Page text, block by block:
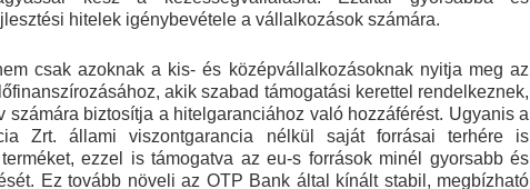
hitelek igénybevétele a vállalkozások számára.
csak azoknak a kis- és középvállalkozásoknak nyitja meg az
akik szabad támogatási kerettel rendelkeznek,
számára biztosítja a hitelgaranciához való hozzáférést. Ugyanis a
Zrt. állami viszontgarancia nélkül saját forrásai terhére is
ezzel is támogatva az eu-s források minél gyorsabb és
Ez tovább növeli az OTP Bank által kínált stabil, megbízható